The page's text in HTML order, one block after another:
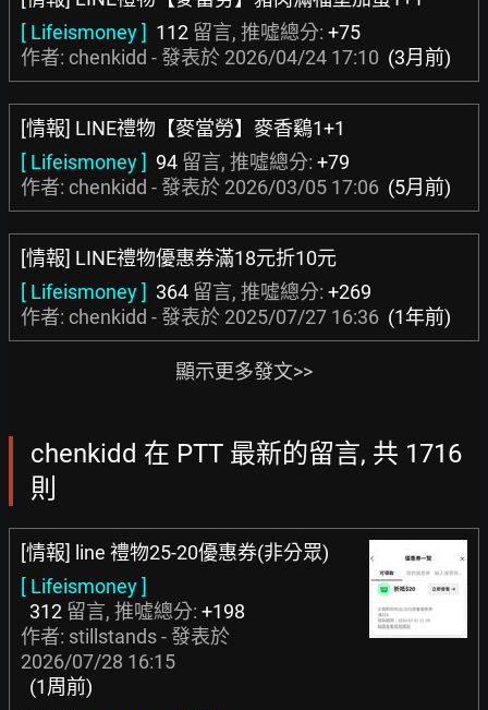
[ Lifeismoney ] 112 留言, 推噓總分: +75
作者: chenkidd - 發表於 2026/04/24 17:10 (3月前)
[情報] LINE禮物【麥當勞】麥香鷄1+1
[ Lifeismoney ] 94 留言, 推噓總分: +79
作者: chenkidd - 發表於 2026/03/05 17:06 (5月前)
[情報] LINE禮物優惠券滿18元折10元
[ Lifeismoney ] 364 留言, 推噓總分: +269
作者: chenkidd - 發表於 2025/07/27 16:36 (1年前)
顯示更多發文>>
chenkidd 在 PTT 最新的留言, 共 1716
則
[情報] line 禮物25-20優惠券(非分眾)
[ Lifeismoney ]
312 留言, 推噓總分: +198
作者: stillstands- 發表於
2026/07/28 16:15
(1周前)